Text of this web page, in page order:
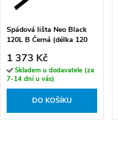
Spádová lišta Neo Black
120L B Černá (délka 120
1 373 Kč
Skladem u dodavatele (za
7-14 dní u vás)
DO KOŠÍKU